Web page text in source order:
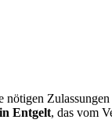
Entgelt, das vom